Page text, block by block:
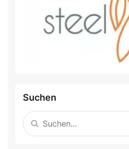
Suchen